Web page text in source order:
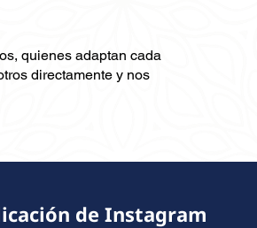
quienes adaptan cada
directamente y nos
de Instagram